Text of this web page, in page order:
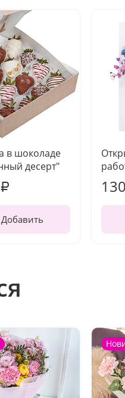
в шоколаде
десерт"
₽
Добавить
130